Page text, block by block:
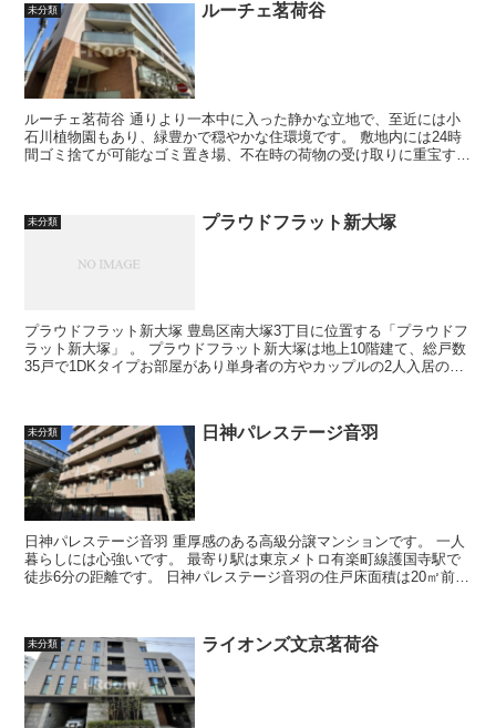
未分類 ルーチェ茗荷谷
ルーチェ茗荷谷 通りより一本中に入った静かな立地で、至近には小
石川植物園もあり、緑豊かで穏やかな住環境です。 敷地内には24時
間ゴミ捨てが可能なゴミ置き場、不在時の荷物の受け取りに重宝する
未分類 プラウドフラット新大塚
プラウドフラット新大塚 豊島区南大塚3丁目に位置する「プラウドフ
ラット新大塚」 。 プラウドフラット新大塚は地上10階建て、総戸数
35戸で1DKタイプお部屋があり単身者の方やカップルの2人入居の方
未分類 日神パレステージ音羽
日神パレステージ音羽 重厚感のある高級分譲マンションです。 一人
暮らしには心強いです。 最寄り駅は東京メトロ有楽町線護国寺駅で
徒歩6分の距離です。 日神パレステージ音羽の住戸床面積は20㎡前後
未分類 ライオンズ文京茗荷谷